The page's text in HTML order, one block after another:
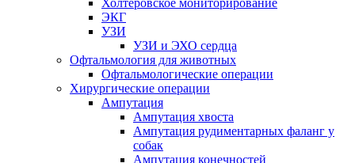
Холтеровское мониторирование
ЭКГ
УЗИ
УЗИ и ЭХО сердца
Офтальмология для животных
Офтальмологические операции
Хирургические операции
Ампутация
Ампутация хвоста
Ампутация рудиментарных фаланг у
собак
Ампутация конечностей